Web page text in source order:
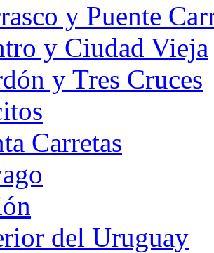
y Puente
y Ciudad Vieja
y Tres Cruces
Carretas
del Uruguay